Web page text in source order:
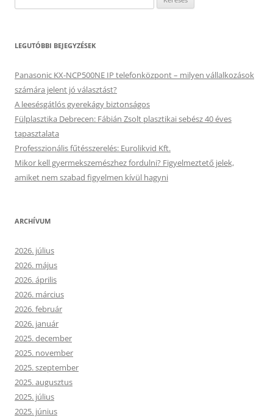
LEGUTÓBBI BEJEGYZÉSEK
Panasonic KX-NCP500NE IP telefonközpont – milyen vállalkozások
számára jelent jó választást?
A leesésgátlós gyerekágy biztonságos
Fülplasztika Debrecen: Fábián Zsolt plasztikai sebész 40 éves
tapasztalata
Professzionális fűtésszerelés: Eurolikvid Kft.
Mikor kell gyermekszemészhez fordulni? Figyelmeztető jelek,
amiket nem szabad figyelmen kívül hagyni
ARCHÍVUM
2026. július
2026. május
2026. április
2026. március
2026. február
2026. január
2025. december
2025. november
2025. szeptember
2025. augusztus
2025. július
2025. június